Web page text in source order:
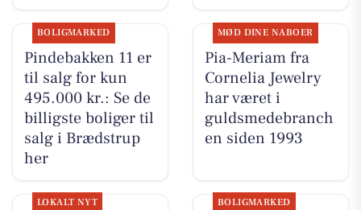
BOLIGMARKED
Pindebakken 11 er
til salg for kun
495.000 kr.: Se de
billigste boliger til
salg i Brædstrup
her
MØD DINE NABOER
Pia-Meriam fra
Cornelia Jewelry
har været i
guldsmedebranch
en siden 1993
LOKALT NYT BOLIGMARKED